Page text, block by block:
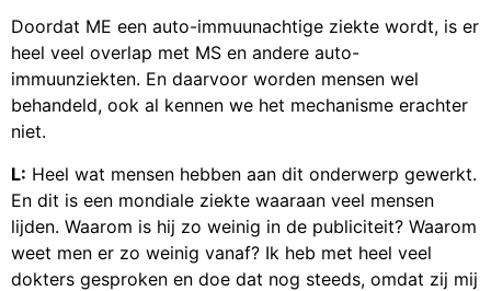
Doordat ME een auto-immuunachtige ziekte wordt, is er
heel veel overlap met MS en andere auto-
immuunziekten. En daarvoor worden mensen wel
behandeld, ook al kennen we het mechanisme erachter
niet.
L: Heel wat mensen hebben aan dit onderwerp gewerkt.
En dit is een mondiale ziekte waaraan veel mensen
lijden. Waarom is hij zo weinig in de publiciteit? Waarom
weet men er zo weinig vanaf? Ik heb met heel veel
dokters gesproken en doe dat nog steeds, omdat zij mij